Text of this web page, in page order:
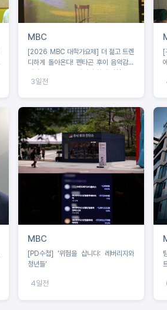
MBC
[2026 MBC 대학가요제] 더 젊고 트렌
디하게 돌아온다! 펜타곤 후이 음악감독
발탁, 오는 8월 16일까지 참가 신청
3일전
[
MBC
[PD수첩] ‘위험을 삽니다: 레버리지와
청년들’
4일전